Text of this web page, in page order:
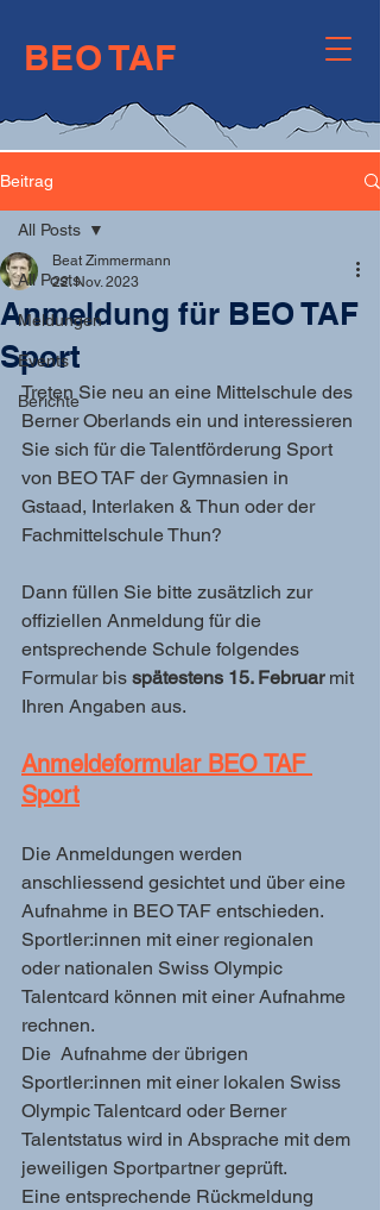
Berner Oberländer
Talentförderung
BEO TAF
Beitrag
All Posts
Meldungen
Events
Berichte
All Posts
Anmeldung für BEO TAF
Sport
Beat Zimmermann
22. Nov. 2023
Treten Sie neu an eine Mittelschule des
Berner Oberlands ein und interessieren
Sie sich für die Talentförderung Sport
von BEO TAF der Gymnasien in
Gstaad, Interlaken & Thun oder der
Fachmittelschule Thun?
Dann füllen Sie bitte zusätzlich zur
offiziellen Anmeldung für die
entsprechende Schule folgendes
Formular bis spätestens 15. Februar mit
Ihren Angaben aus.
Anmeldeformular BEO TAF
Sport
Die Anmeldungen werden
anschliessend gesichtet und über eine
Aufnahme in BEO TAF entschieden.
Sportler:innen mit einer regionalen
oder nationalen Swiss Olympic
Talentcard können mit einer Aufnahme
rechnen.
Die  Aufnahme der übrigen
Sportler:innen mit einer lokalen Swiss
Olympic Talentcard oder Berner
Talentstatus wird in Absprache mit dem
jeweiligen Sportpartner geprüft.
Eine entsprechende Rückmeldung